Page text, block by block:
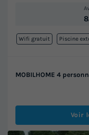
Wifi gratuit Piscine
MOBILHOME 4
Voir